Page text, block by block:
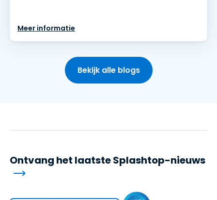
Meer informatie
Bekijk alle blogs
Ontvang het laatste Splashtop-nieuws